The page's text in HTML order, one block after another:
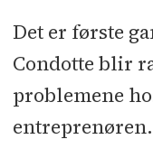
Det er første
Condotte blir
problemene
entreprenøren.